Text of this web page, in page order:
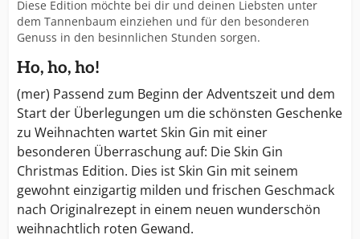
Diese Edition möchte bei dir und deinen Liebsten unter
dem Tannenbaum einziehen und für den besonderen
Genuss in den besinnlichen Stunden sorgen.
Ho, ho, ho!
(mer) Passend zum Beginn der Adventszeit und dem
Start der Überlegungen um die schönsten Geschenke
zu Weihnachten wartet Skin Gin mit einer
besonderen Überraschung auf: Die Skin Gin
Christmas Edition. Dies ist Skin Gin mit seinem
gewohnt einzigartig milden und frischen Geschmack
nach Originalrezept in einem neuen wunderschön
weihnachtlich roten Gewand.